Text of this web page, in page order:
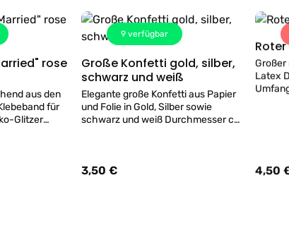
rose
aus den
für
Glitzer
9 verfügbar
Details
Große Konfetti gold, silber,
schwarz und weiß
Elegante große Konfetti aus Papier
und Folie in Gold, Silber sowie
schwarz und weiß Durchmesser ca.
Regulärer Preis:
3,50 €
Großer
Latex
4,50